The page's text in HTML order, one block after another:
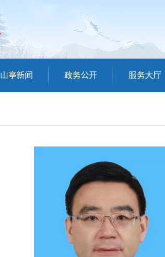
山亭新闻 政务公开 服务大厅